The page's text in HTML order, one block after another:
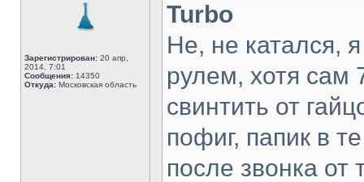
Зарегистрирован: 20 апр,
2014, 7:01
Сообщения: 14350
Откуда: Московская область
Turbo
Не, не катался,
рулем, хотя сам
свинтить от
пофиг, папик в
после звонка от